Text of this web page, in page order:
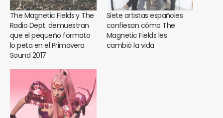
The Magnetic Fields y The
Radio Dept. demuestran
que el pequeño formato
lo peta en el Primavera
Sound 2017
Siete artistas españoles
confiesan cómo The
Magnetic Fields les
cambió la vida